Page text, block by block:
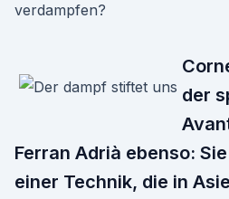
verdampfen?
der
Ferran Adrià ebenso:
einer Technik, die in